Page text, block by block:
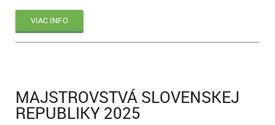
VIAC INFO
MAJSTROVSTVÁ SLOVENSKEJ
REPUBLIKY 2025